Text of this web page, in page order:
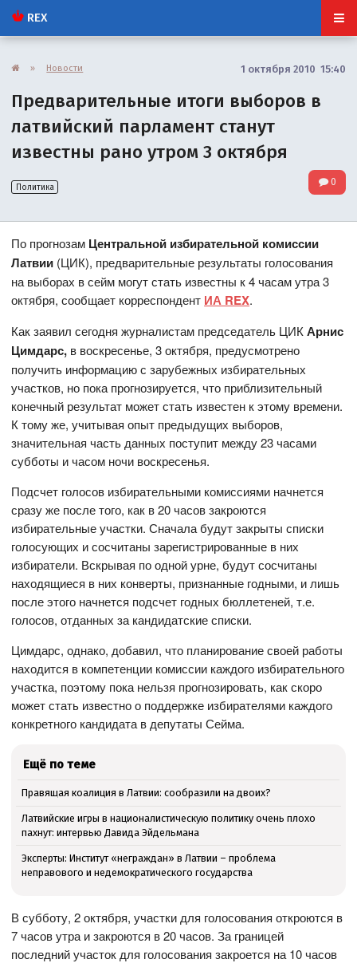
REX
» Новости 1 октября 2010 15:40
Предварительные итоги выборов в
латвийский парламент станут
известны рано утром 3 октября
Политика 0
По прогнозам Центральной избирательной комиссии
Латвии (ЦИК), предварительные результаты голосования
на выборах в сейм могут стать известны к 4 часам утра 3
октября, сообщает корреспондент ИА REX.
Как заявил сегодня журналистам председатель ЦИКАрнис
Цимдарс, в воскресенье, 3 октября, предусмотрено
получить информацию с зарубежных избирательных
участков, но пока прогнозируется, что приблизительный
конечный результат может стать известен к этому времени.
К тому же, учитывая опыт предыдущих выборов,
значительная часть данных поступит между 23 часами
субботы и часом ночи воскресенья.
Подсчет голосов избирательными комиссиями начнется
сразу же после того, как в 20 часов закроются
избирательные участки. Сначала будут закрыты списки
голосующих и сосчитаны зарегистрированные в них
избиратели. Вскрывая по одной урне, будут сосчитаны
находящиеся в них конверты, признанные годными, и лишь
после этого начнется подсчет годных бюллетеней, т.е.
голосов, отданных за кандидатские списки.
Цимдарс, однако, добавил, что планирование своей работы
находится в компетенции комиссии каждого избирательного
участка, поэтому пока нельзя прогнозировать, как скоро
может стать известно о поддержке избирателями каждого
конкретного кандидата в депутаты Сейма.
Ещё по теме
Правящая коалиция в Латвии: сообразили на двоих?
Латвийские игры в националистическую политику очень плохо
пахнут: интервью Давида Эйдельмана
Эксперты: Институт «неграждан» в Латвии – проблема
неправового и недемократического государства
В субботу, 2 октября, участки для голосования откроются в
7 часов утра и закроются в 20 часов. За границей
последний участок для голосования закроется на 10 часов